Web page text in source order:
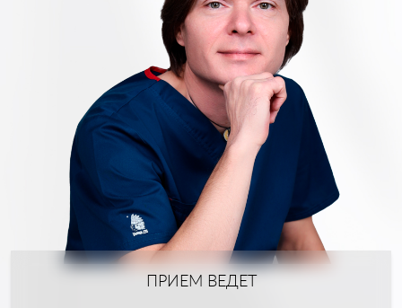
ПРИЕМ ВЕДЕТ